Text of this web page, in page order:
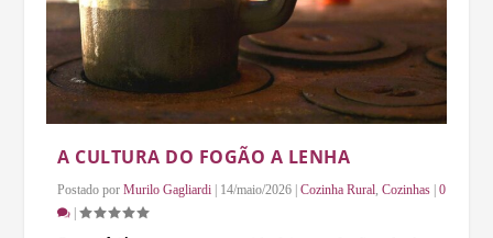
A CULTURA DO FOGÃO A LENHA
Postado porMurilo Gagliardi | 14/maio/2026 |Cozinha Rural ,Cozinhas |0
|